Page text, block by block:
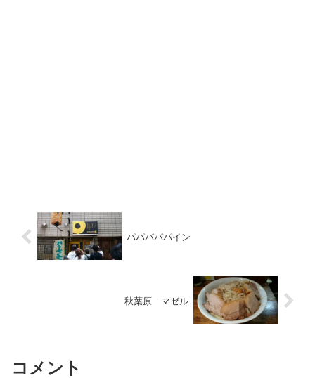
パパパパパイン
秋葉原 マゼル
コメント